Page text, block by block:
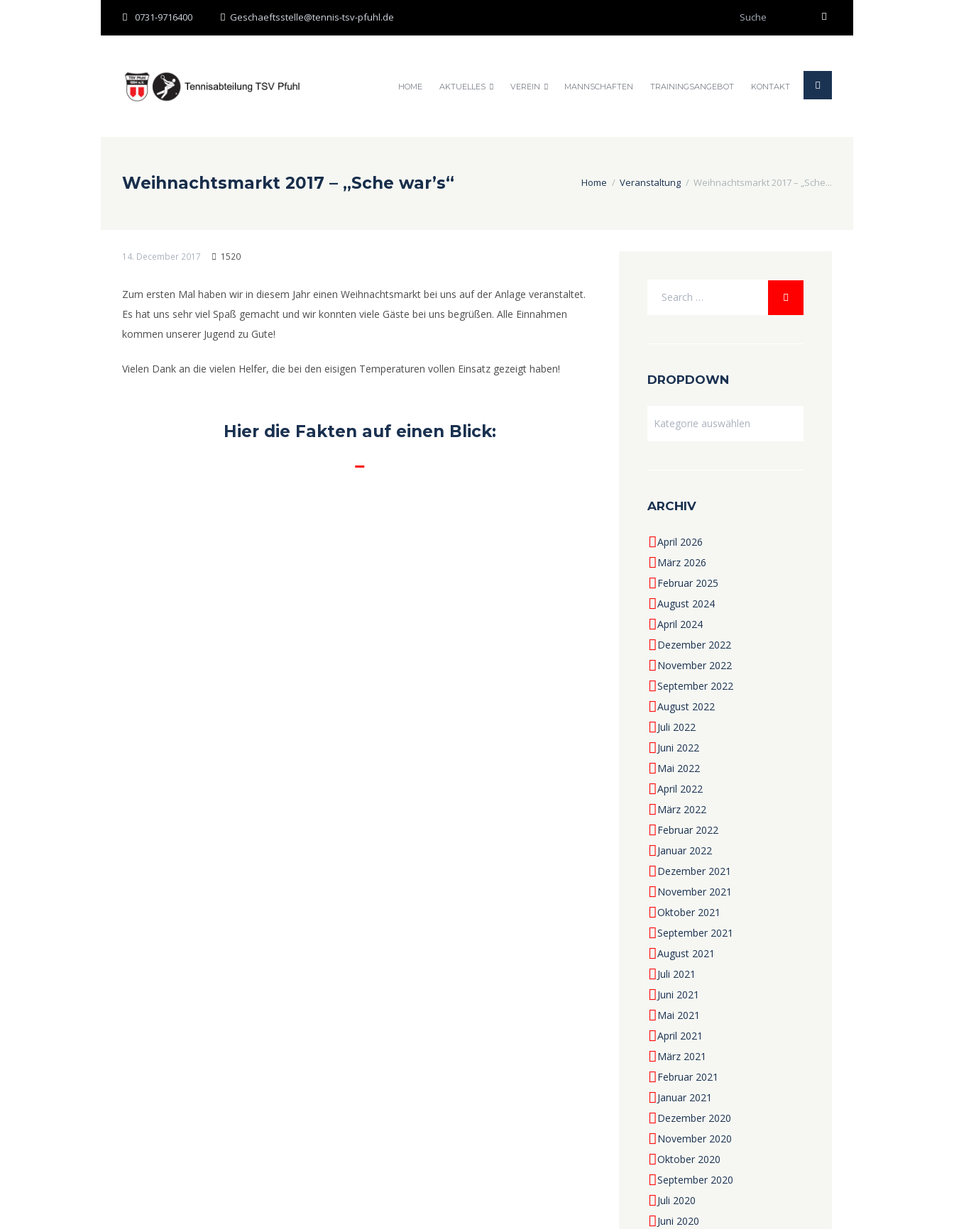
0731-9716400 Geschaeftsstelle@tennis-tsv-pfuhl.de
HOME AKTUELLES VEREIN MANNSCHAFTEN TRAININGSANGEBOT KONTAKT
Weihnachtsmarkt 2017 – „Sche war’s“ Home Veranstaltung Weihnachtsmarkt 2017 – „Sche...
14. December 2017 1520
Zum ersten Mal haben wir in diesem Jahr einen Weihnachtsmarkt bei uns auf der Anlage veranstaltet.
Es hat uns sehr viel Spaß gemacht und wir konnten viele Gäste bei uns begrüßen. Alle Einnahmen
kommen unserer Jugend zu Gute!
Vielen Dank an die vielen Helfer, die bei den eisigen Temperaturen vollen Einsatz gezeigt haben!
Hier die Fakten auf einen Blick:
DROPDOWN
ARCHIV
April 2026
März 2026
Februar 2025
August 2024
April 2024
Dezember 2022
November 2022
September 2022
August 2022
Juli 2022
Juni 2022
Mai 2022
April 2022
März 2022
Februar 2022
Januar 2022
Dezember 2021
November 2021
Oktober 2021
September 2021
August 2021
Juli 2021
Juni 2021
Mai 2021
April 2021
März 2021
Februar 2021
Januar 2021
Dezember 2020
November 2020
Oktober 2020
September 2020
Juli 2020
Juni 2020